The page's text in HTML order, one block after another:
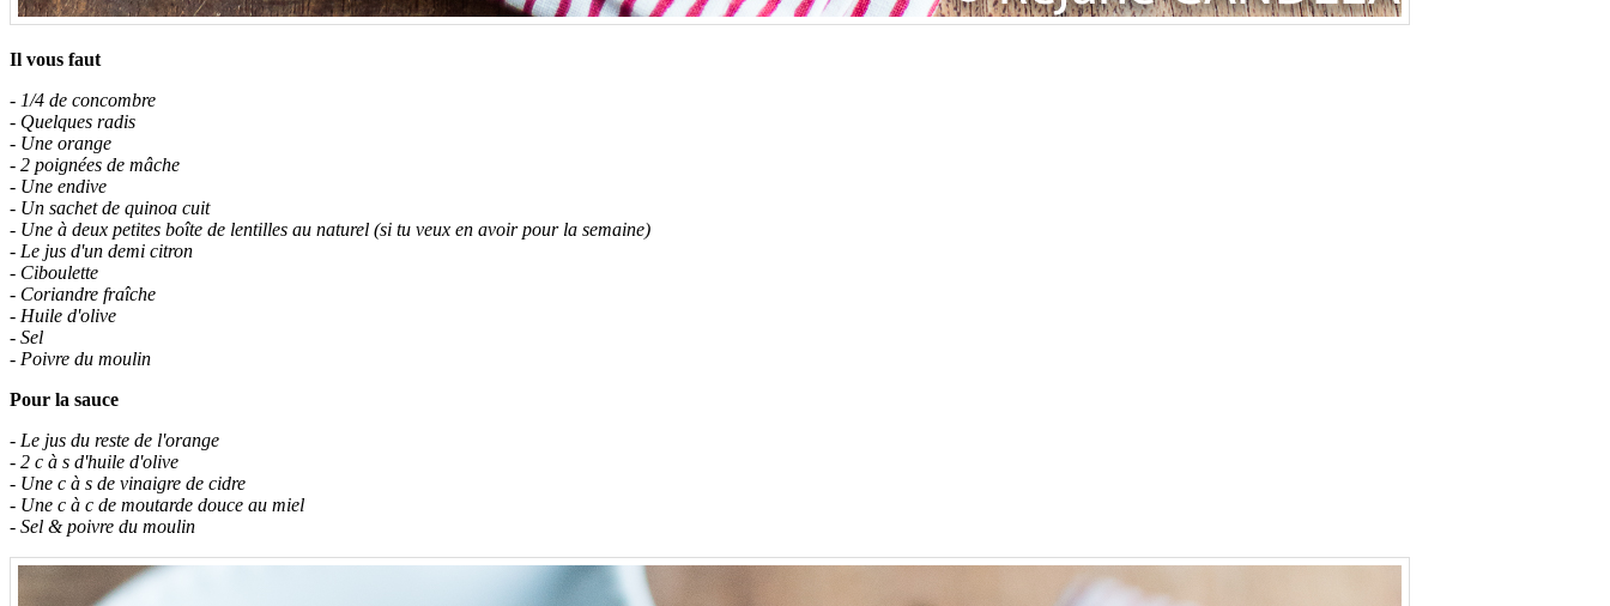
Il vous faut
- 1/4 de concombre
- Quelques radis
- Une orange
- 2 poignées de mâche
- Une endive
- Un sachet de quinoa cuit
- Une à deux petites boîte de lentilles au naturel (si tu veux en avoir pour la semaine)
- Le jus d'un demi citron
- Ciboulette
- Coriandre fraîche
- Huile d'olive
- Sel
- Poivre du moulin
Pour la sauce
- Le jus du reste de l'orange
- 2 c à s d'huile d'olive
- Une c à s de vinaigre de cidre
- Une c à c de moutarde douce au miel
- Sel & poivre du moulin